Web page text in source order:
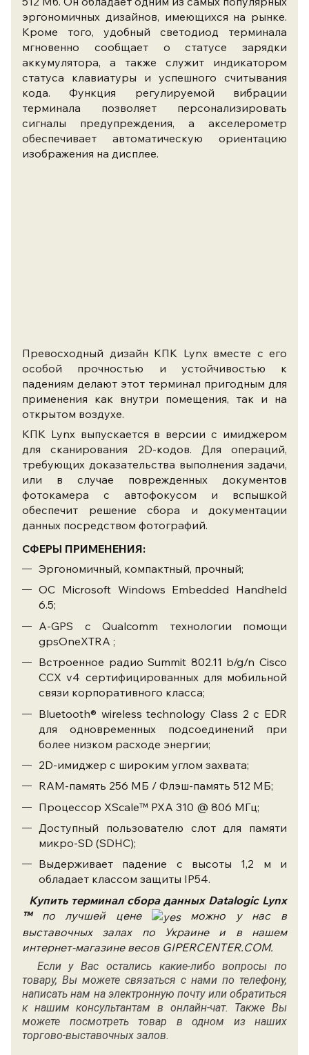
эргономичных дизайнов, имеющихся на рынке.
Кроме того, удобный светодиод терминала
мгновенно сообщает о статусе зарядки
аккумулятора, а также служит индикатором
статуса клавиатуры и успешного считывания
кода. Функция регулируемой вибрации
терминала позволяет персонализировать
сигналы предупреждения, а акселерометр
обеспечивает автоматическую ориентацию
изображения на дисплее.
Превосходный дизайн КПК Lynx вместе с его
особой прочностью и устойчивостью к
падениям делают этот терминал пригодным для
применения как внутри помещения, так и на
открытом воздухе.
КПК Lynx выпускается в версии с имиджером
для сканирования 2D-кодов. Для операций,
требующих доказательства выполнения задачи,
или в случае поврежденных документов
фотокамера с автофокусом и вспышкой
обеспечит решение сбора и документации
данных посредством фотографий.
СФЕРЫ ПРИМЕНЕНИЯ:
Эргономичный, компактный, прочный;
ОС Microsoft Windows Embedded Handheld
6.5;
A-GPS с Qualcomm технологии помощи
gpsOneXTRA ;
Встроенное радио Summit 802.11 b/g/n Cisco
CCX v4 сертифицированных для мобильной
связи корпоративного класса;
Bluetooth® wireless technology Class 2 с EDR
для одновременных подсоединений при
более низком расходе энергии;
2D-имиджер с широким углом захвата;
RAM-память 256 МБ / Флэш-память 512 МБ;
Процессор XScale™ PXA 310 @ 806 МГц;
Доступный пользователю слот для памяти
микро-SD (SDHC);
Выдерживает падение с высоты 1,2 м и
обладает классом защиты IP54.
Купить терминал сбора данных Datalogic Lynx
™по лучшей цене
можно у нас в
выставочных залах по Украине и в нашем
интернет-магазине весов GIPERCENTER.COM.
Если у Вас остались какие-либо вопросы по
товару, Вы можете связаться с нами по телефону,
написать нам на электронную почту или обратиться
к нашим консультантам в онлайн-чат. Также Вы
можете посмотреть товар в одном из наших
торгово-выставочных залов.